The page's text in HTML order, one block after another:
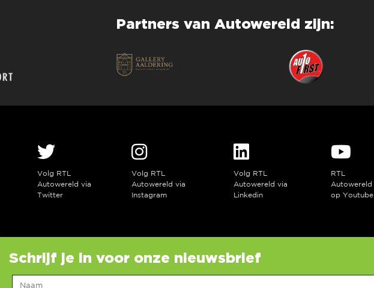
Partners van Autowereld zijn:
Volg RTL
Autowereld via
Twitter
Volg RTL
Autowereld via
Instagram
Volg RTL
Autowereld via
Linkedin
RTL
Autowereld
op Youtube
Schrijf je in voor onze nieuwsbrief